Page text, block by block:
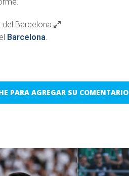
Barcelona.
PARA AGREGAR SU COMENTARIO